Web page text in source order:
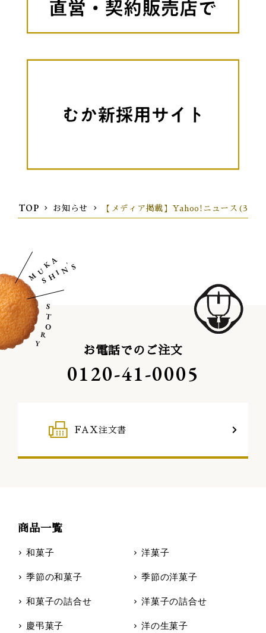
TOP お知らせ 【メディア掲載】Yahoo!ニュース(3/5)
お電話でのご注文
0120-41-0005
FAX注文書
商品一覧
和菓子 洋菓子
季節の和菓子 季節の洋菓子
和菓子の詰合せ 洋菓子の詰合せ
慶弔菓子 洋の生菓子